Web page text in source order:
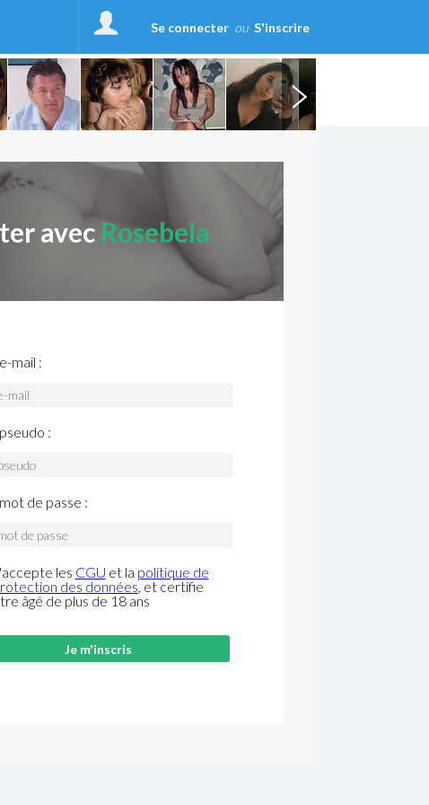
Se connecter ou S'inscrire
avec Rosebela
mail :
:
de passe :
les CGU et la politique de
des données, et certifie
âgé de plus de 18 ans